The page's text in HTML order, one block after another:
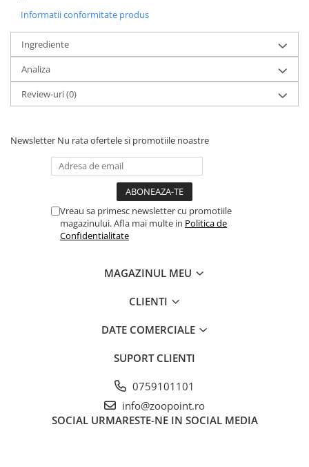
Informatii conformitate produs
Ingrediente
Analiza
Review-uri(0)
Newsletter Nu rata ofertele si promotiile noastre
Vreau sa primesc newsletter cu promotiile
magazinului. Afla mai multe in Politica de
Confidentialitate
MAGAZINUL MEU
CLIENTI
DATE COMERCIALE
SUPORT CLIENTI
0759101101
info@zoopoint.ro
SOCIAL URMARESTE-NE IN SOCIAL MEDIA